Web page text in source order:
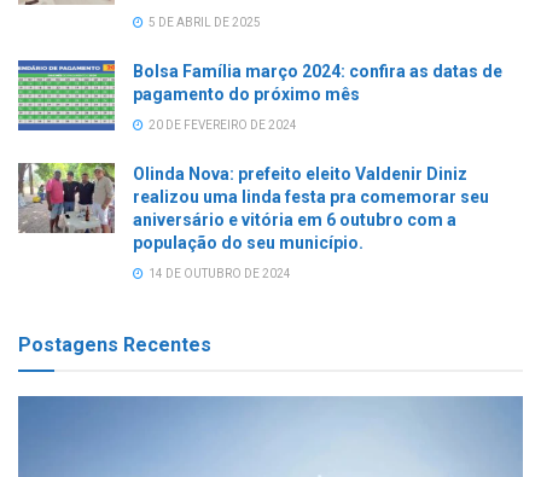
5 DE ABRIL DE 2025
Bolsa Família março 2024: confira as datas de
pagamento do próximo mês
20 DE FEVEREIRO DE 2024
Olinda Nova: prefeito eleito Valdenir Diniz
realizou uma linda festa pra comemorar seu
aniversário e vitória em 6 outubro com a
população do seu município.
14 DE OUTUBRO DE 2024
Postagens Recentes